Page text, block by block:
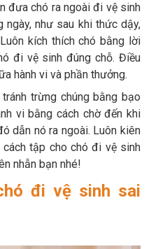
đưa chó ra ngoài đi vệ sinh
như sau khi thức dậy,
kích thích chó bằng lời
đi vệ sinh đúng chỗ. Điều
hành vi và phần thưởng.
trừng chúng bằng bạo
vi bằng cách chờ đến khi
dẫn nó ra ngoài. Luôn kiên
tập cho chó đi vệ sinh
nhẫn bạn nhé!
đi vệ sinh sai